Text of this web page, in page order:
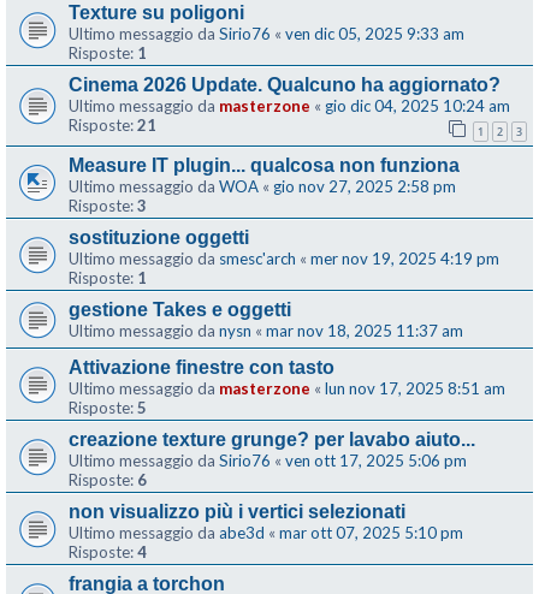
Texture su poligoni
Ultimo messaggio da Sirio76 « ven dic 05, 2025 9:33 am
Risposte: 1
Cinema 2026 Update. Qualcuno ha aggiornato?
Ultimo messaggio da masterzone « gio dic 04, 2025 10:24 am
Risposte:21 1 2 3
Measure IT plugin... qualcosa non funziona
Ultimo messaggio da WOA « gio nov 27, 2025 2:58 pm
Risposte:3
sostituzione oggetti
Ultimo messaggio da smesc'arch « mer nov 19, 2025 4:19 pm
Risposte: 1
gestione Takes e oggetti
Ultimo messaggio da nysn « mar nov 18, 2025 11:37 am
Attivazione finestre con tasto
Ultimo messaggio da masterzone « lun nov 17, 2025 8:51 am
Risposte:5
creazione texture grunge? per lavabo aiuto...
Ultimo messaggio da Sirio76 « ven ott 17, 2025 5:06 pm
Risposte: 6
non visualizzo più i vertici selezionati
Ultimo messaggio da abe3d « mar ott 07, 2025 5:10 pm
Risposte:4
frangia a torchon